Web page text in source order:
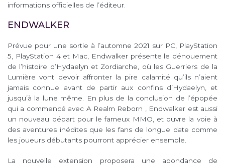
informations officielles de l’éditeur.
ENDWALKER
Prévue pour une sortie à l’automne 2021 sur PC, PlayStation
5, PlayStation 4 et Mac, Endwalker présente le dénouement
de l’histoire d’Hydaelyn et Zordiarche, où les Guerriers de la
Lumière vont devoir affronter la pire calamité qu’ils n’aient
jamais connue avant de partir aux confins d’Hydaelyn, et
jusqu’à la lune même. En plus de la conclusion de l’épopée
qui a commencé avec A Realm Reborn , Endwalker est aussi
un nouveau départ pour le fameux MMO, et ouvre la voie à
des aventures inédites que les fans de longue date comme
les joueurs débutants pourront apprécier ensemble.
La nouvelle extension proposera une abondance de